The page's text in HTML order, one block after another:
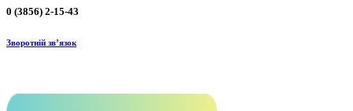
0 (3856) 2-15-43
Зворотній зв’язок